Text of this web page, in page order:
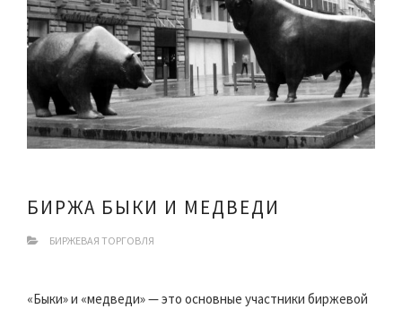
БИРЖА БЫКИ И МЕДВЕДИ
БИРЖЕВАЯ ТОРГОВЛЯ
«Быки» и «медведи» — это основные участники биржевой